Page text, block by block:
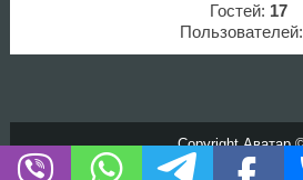
Гостей: 17
Copyright Аватар
Хостинг от